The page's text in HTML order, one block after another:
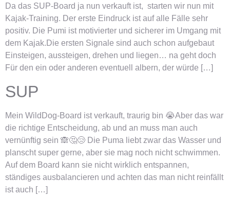
Da das SUP-Board ja nun verkauft ist, starten wir nun mit
Kajak-Training. Der erste Eindruck ist auf alle Fälle sehr
positiv. Die Pumi ist motivierter und sicherer im Umgang mit
dem Kajak.Die ersten Signale sind auch schon aufgebaut
Einsteigen, aussteigen, drehen und liegen… na geht doch
Für den ein oder anderen eventuell albern, der würde […]
SUP
Mein WildDog-Board ist verkauft, traurig bin 😭Aber das war
die richtige Entscheidung, ab und an muss man auch
vernünftig sein 🙈🤔😢 Die Puma liebt zwar das Wasser und
planscht super gerne, aber sie mag noch nicht schwimmen.
Auf dem Board kann sie nicht wirklich entspannen,
ständiges ausbalancieren und achten das man nicht reinfällt
ist auch […]